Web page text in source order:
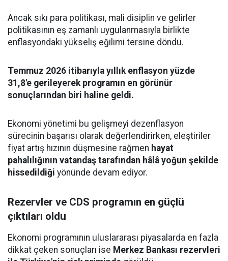
Ancak sıkı para politikası, mali disiplin ve gelirler
politikasının eş zamanlı uygulanmasıyla birlikte
enflasyondaki yükseliş eğilimi tersine döndü.
Temmuz 2026 itibarıyla yıllık enflasyon yüzde
31,8'e gerileyerek programın en görünür
sonuçlarından biri haline geldi.
Ekonomi yönetimi bu gelişmeyi dezenflasyon
sürecinin başarısı olarak değerlendirirken, eleştiriler
fiyat artış hızının düşmesine rağmen hayat
pahalılığının vatandaş tarafından hâlâ yoğun şekilde
hissedildiği yönünde devam ediyor.
Rezervler ve CDS programın en güçlü
çıktıları oldu
Ekonomi programının uluslararası piyasalarda en fazla
dikkat çeken sonuçları ise Merkez Bankası rezervleri